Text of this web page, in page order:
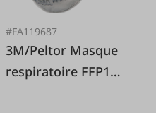
#FA119687
3M/Peltor Masque
respiratoire FFP1